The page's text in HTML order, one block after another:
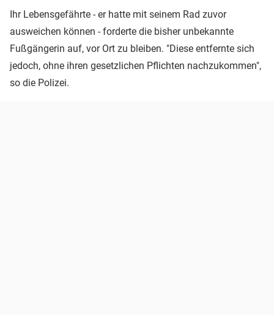
Ihr Lebensgefährte - er hatte mit seinem Rad zuvor
ausweichen können - forderte die bisher unbekannte
Fußgängerin auf, vor Ort zu bleiben. "Diese entfernte sich
jedoch, ohne ihren gesetzlichen Pflichten nachzukommen",
so die Polizei.